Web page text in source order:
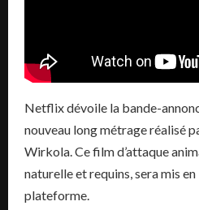
Netflix dévoile la bande-
nouveau long métrage réalisé
Wirkola. Ce film d’attaque
naturelle et requins, sera mis
plateforme.